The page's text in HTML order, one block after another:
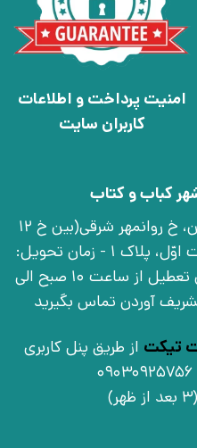
امنیت پرداخت و اطلاعات
کاربران سایت
کباب و کتاب
تهران، خ انقلاب، خ 12 فروردین، خ روانمهر شرقی(بین خ 12
فروردین و خ فخر رازی)، بن‌بست اوّل، پلاک 1 - زمان تحویل:
شنبه تا چهارشنبه به جز روزهای تعطیل از ساعت 10 صبح الی
تیکت از طریق پنل کاربری